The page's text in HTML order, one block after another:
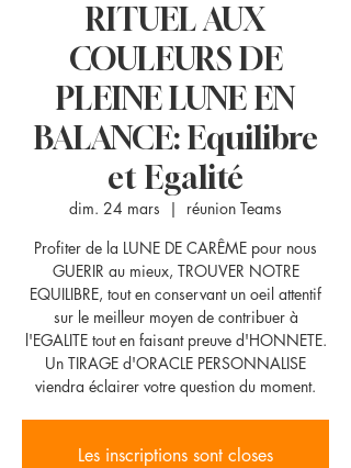
RITUEL AUX
COULEURS DE
PLEINE LUNE EN
BALANCE: Equilibre
et Egalité
dim. 24 mars
  |
réunion Teams
Profiter de la LUNE DE CARÊME pour nous
GUERIR au mieux, TROUVER NOTRE
EQUILIBRE, tout en conservant un oeil attentif
sur le meilleur moyen de contribuer à
l'EGALITE tout en faisant preuve d'HONNETE.
Un TIRAGE d'ORACLE PERSONNALISE
viendra éclairer votre question du moment.
Les inscriptions sont closes